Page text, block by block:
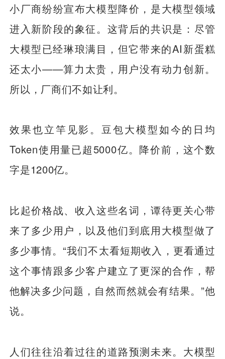
小厂商纷纷宣布大模型降价，是大模型领域
进入新阶段的象征。这背后的共识是：尽管
大模型已经琳琅满目，但它带来的AI新蛋糕
还太小——算力太贵，用户没有动力创新。
所以，厂商们不如让利。
效果也立竿见影。豆包大模型如今的日均
Token使用量已超5000亿。降价前，这个数
字是1200亿。
比起价格战、收入这些名词，谭待更关心带
来了多少用户，以及他们到底用大模型做了
多少事情。“我们不太看短期收入，更看通过
这个事情跟多少客户建立了更深的合作，帮
他解决多少问题，自然而然就会有结果。”他
说。
人们往往沿着过往的道路预测未来。大模型